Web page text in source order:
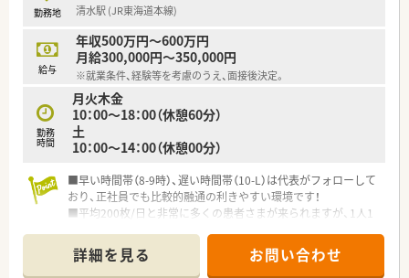
勤務地 清水駅 (JR東海道本線)
給与
年収500万円～600万円
月給300,000円～350,000円
※就業条件、経験等を考慮のうえ、面接後決定。
勤務
時間
月火木金
10：00～18：00（休憩60分）
土
10：00～14：00（休憩00分）
■早い時間帯（8-9時）、遅い時間帯（10-L）は代表がフォローして
おり、正社員でも比較的融通の利きやすい環境です！
■平均200枚/日と非常に多くの患者さまが来られますが、1人1
詳細を見る お問い合わせ